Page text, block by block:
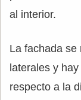
al interior.
La fachada se
laterales y
respecto a la